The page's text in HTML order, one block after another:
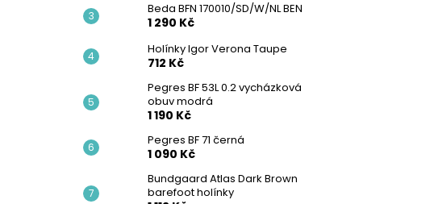
Beda BFN 170010/SD/W/NL BEN
1 290 Kč
Holínky Igor Verona Taupe
712 Kč
Pegres BF 53L 0.2 vycházková
obuv modrá
1 190 Kč
Pegres BF 71 černá
1 090 Kč
Bundgaard Atlas Dark Brown
barefoot holínky